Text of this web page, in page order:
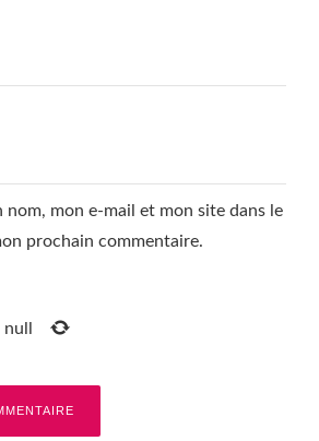
nom, mon e-mail et mon site dans le
prochain commentaire.
null